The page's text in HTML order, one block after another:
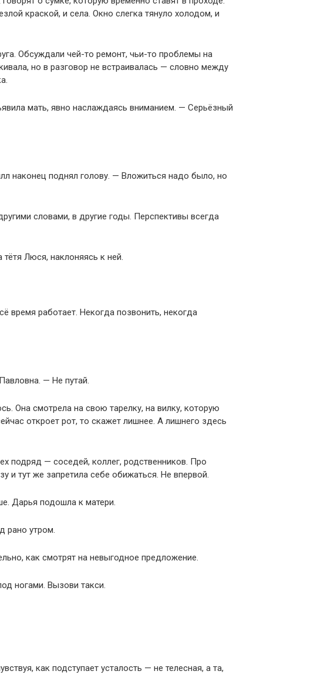
краской, и села. Окно слегка тянуло холодом, и
Обсуждали чей-то ремонт, чьи-то проблемы на
но в разговор не встраивалась — словно между
мать, явно наслаждаясь вниманием. — Серьёзный
наконец поднял голову. — Вложиться надо было, но
словами, в другие годы. Перспективы всегда
Люся, наклоняясь к ней.
время работает. Некогда позвонить, некогда
— Не путай.
Она смотрела на свою тарелку, на вилку, которую
откроет рот, то скажет лишнее. А лишнего здесь
подряд — соседей, коллег, родственников. Про
и тут же запретила себе обижаться. Не впервой.
Дарья подошла к матери.
рано утром.
как смотрят на невыгодное предложение.
ногами. Вызови такси.
как подступает усталость — не телесная, а та,